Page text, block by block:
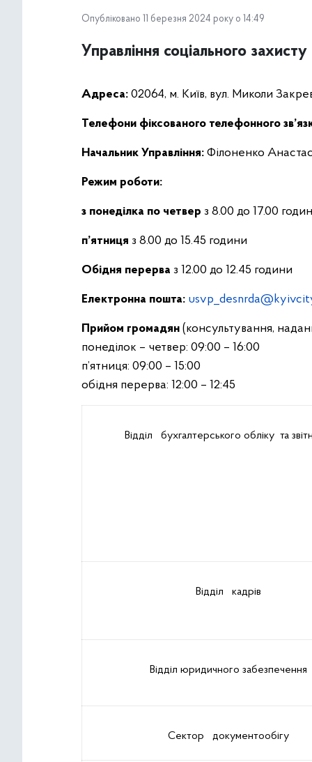
Опубліковано 11 березня 2024 року о 14:49
Управління соціального
Адреса: 02064, м. Київ, вул. Миколи
Телефони фіксованого телефонного
Начальник Управління: Філоненко
Режим роботи:
з понеділка по четвер з 8.00 до 17.00
п’ятниця з 8.00 до 15.45 години
Обідня перерва з 12.00 до 12.45 години
Електронна пошта:
Прийом громадян (консультування,
понеділок – четвер: 09:00 – 16:00
п’ятниця: 09:00 – 15:00
обідня перерва: 12:00 – 12:45
Відділ бухгалтерського обліку та
Відділ кадрів
Відділ юридичного забезпечення
Сектор документообігу